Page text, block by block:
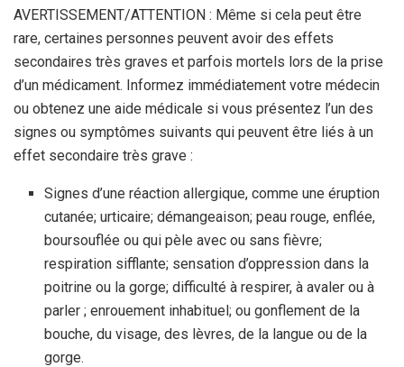
AVERTISSEMENT/ATTENTION : Même si cela peut être
rare, certaines personnes peuvent avoir des effets
secondaires très graves et parfois mortels lors de la prise
d’un médicament. Informez immédiatement votre médecin
ou obtenez une aide médicale si vous présentez l’un des
signes ou symptômes suivants qui peuvent être liés à un
effet secondaire très grave :
Signes d’une réaction allergique, comme une éruption
cutanée; urticaire; démangeaison; peau rouge, enflée,
boursouflée ou qui pèle avec ou sans fièvre;
respiration sifflante; sensation d’oppression dans la
poitrine ou la gorge; difficulté à respirer, à avaler ou à
parler ; enrouement inhabituel; ou gonflement de la
bouche, du visage, des lèvres, de la langue ou de la
gorge.